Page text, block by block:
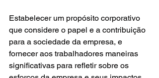
Estabelecer um propósito corporativo
que considere o papel e a contribuição
para a sociedade da empresa, e
fornecer aos trabalhadores maneiras
significativas para refletir sobre os